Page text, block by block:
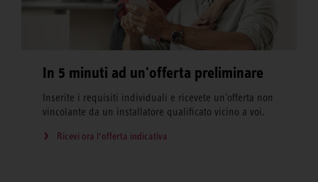
In 5 minuti ad un'offerta preliminare
Inserite i requisiti individuali e ricevete un'offerta non
vincolante da un installatore qualificato vicino a voi.
Ricevi ora l‘offerta indicativa